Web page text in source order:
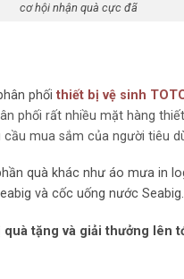
cơ hội nhận quà cực đã
phối thiết bị vệ sinh
phối rất nhiều mặt hàng
cầu mua sắm của người tiêu
quà khác như áo mưa in
và cốc uống nước Seabig.
quà tặng và giải thưởng lên